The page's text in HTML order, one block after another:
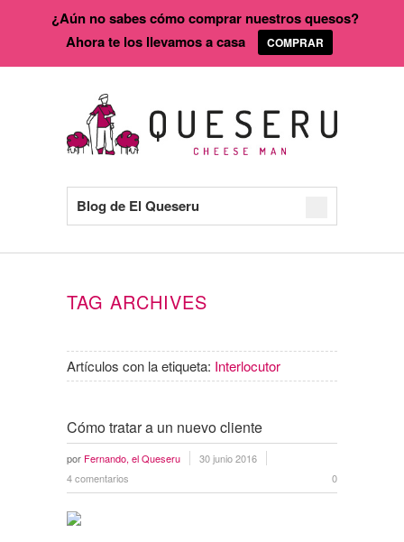
Blog de El Queseru
TAG ARCHIVES
Artículos con la etiqueta: Interlocutor
Cómo tratar a un nuevo cliente
por Fernando, el Queseru
30 junio 2016
4 comentarios
0
¿Aún no sabes cómo comprar nuestros quesos?
Ahora te los llevamos a casa
COMPRAR